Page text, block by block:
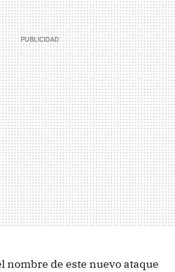
nombre de este nuevo ataque